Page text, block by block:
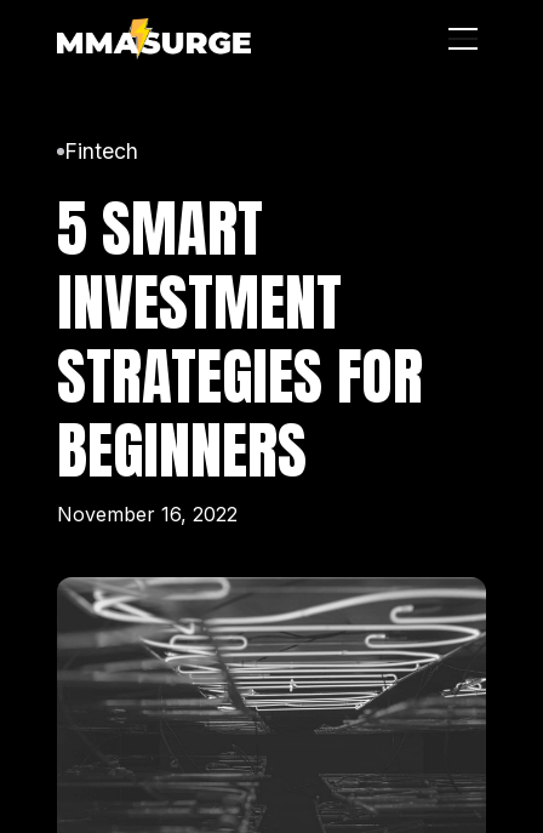
Fintech
5 SMART
INVESTMENT
STRATEGIES FOR
BEGINNERS
November 16, 2022